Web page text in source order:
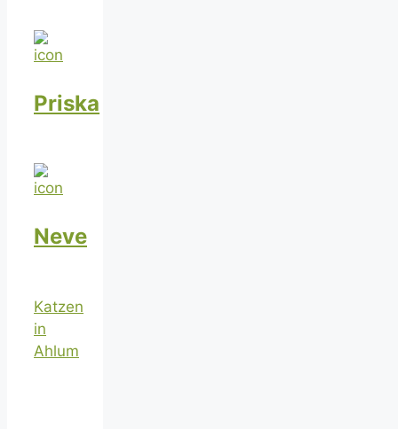
Priska
Neve
Katzen
in
Ahlum